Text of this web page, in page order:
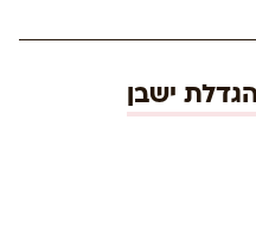
ישבן